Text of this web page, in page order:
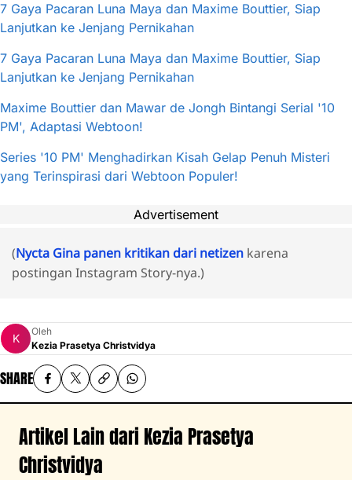
7 Gaya Pacaran Luna Maya dan Maxime Bouttier, Siap
Lanjutkan ke Jenjang Pernikahan
7 Gaya Pacaran Luna Maya dan Maxime Bouttier, Siap
Lanjutkan ke Jenjang Pernikahan
Maxime Bouttier dan Mawar de Jongh Bintangi Serial '10
PM', Adaptasi Webtoon!
Series '10 PM' Menghadirkan Kisah Gelap Penuh Misteri
yang Terinspirasi dari Webtoon Populer!
Advertisement
(Nycta Gina panen kritikan dari netizen karena
postingan Instagram Story-nya.)
Oleh
Kezia Prasetya Christvidya
SHARE
Artikel Lain dari Kezia Prasetya
Christvidya